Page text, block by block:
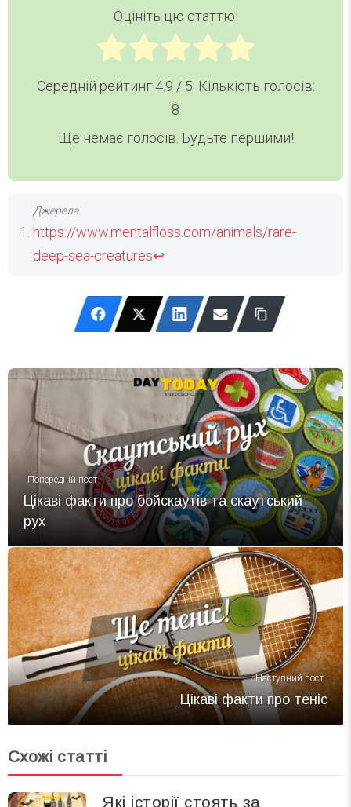
Оцініть цю статтю!
Середній рейтинг 4.9 / 5. Кількість голосів:
8
Ще немає голосів. Будьте першими!
https://www.mentalfloss.com/animals/rare-
deep-sea-creatures↩
Попередній пост
Цікаві факти про бойскаутів та скаутський
рух
Наступний пост
Цікаві факти про теніс
Схожі статті
Які історії стоять за